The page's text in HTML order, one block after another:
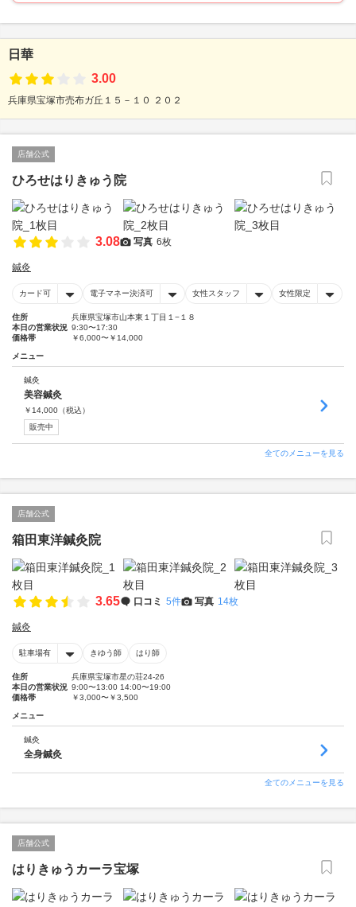
日華
3.00
兵庫県宝塚市売布ガ丘１５－１０ ２０２
店舗公式
ひろせはりきゅう院
3.08 写真 6枚
鍼灸
カード可 電子マネー決済可 女性スタッフ 女性限定
住所
兵庫県宝塚市山本東１丁目１−１８
本日の営業状況 9:30〜17:30
価格帯
￥6,000〜￥14,000
メニュー
鍼灸
美容鍼灸
￥ 14,000 （税込）
販売中
全てのメニューを見る
店舗公式
箱田東洋鍼灸院
3.65 口コミ 5件 写真 14枚
鍼灸
駐車場有 きゆう師 はり師
住所
兵庫県宝塚市星の荘24-26
本日の営業状況 9:00〜13:00 14:00〜19:00
価格帯
￥3,000〜￥3,500
メニュー
鍼灸
全身鍼灸
全てのメニューを見る
店舗公式
はりきゅうカーラ宝塚